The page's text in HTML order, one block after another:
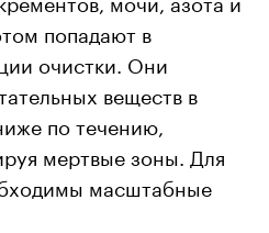
попадают в
очистки. Они
веществ в
по течению,
мертвые зоны. Для
масштабные